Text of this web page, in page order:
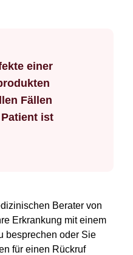
einer
Fällen
ist
Berater von
Erkrankung mit einem
besprechen oder Sie
für einen Rückruf